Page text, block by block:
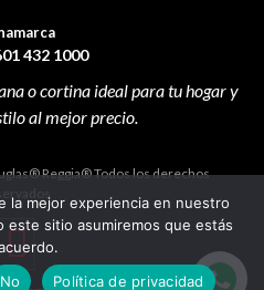
432 1000
Reggia® Todos los derechos
la mejor experiencia en nuestro
este sitio asumiremos que estás
No Política de privacidad